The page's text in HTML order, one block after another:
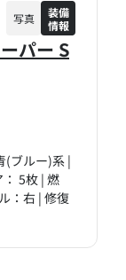
パー S
(ブルー)系 |
5枚 | 燃
：右 | 修復
写真
装備
情報